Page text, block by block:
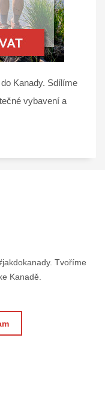
Kanady. Sdílíme
vybavení a
Tvoříme
Kanadě.